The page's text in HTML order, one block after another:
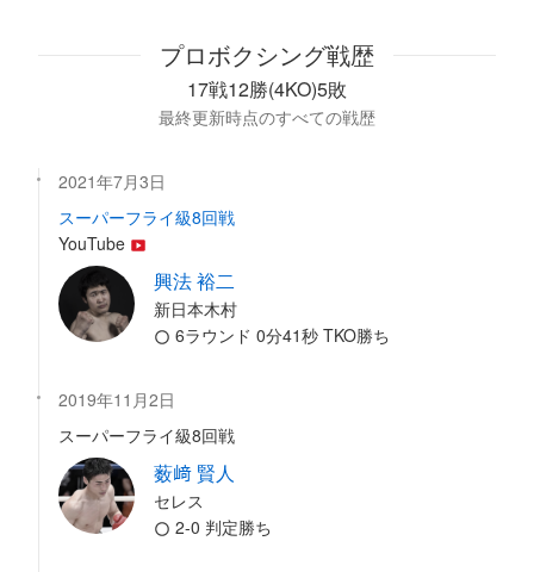
プロボクシング戦歴
17戦12勝(4KO)5敗
最終更新時点のすべての戦歴
2021年7月3日
スーパーフライ級8回戦
YouTube
興法 裕二
新日本木村
6ラウンド 0分41秒 TKO勝ち
2019年11月2日
スーパーフライ級8回戦
薮﨑 賢人
セレス
2-0 判定勝ち